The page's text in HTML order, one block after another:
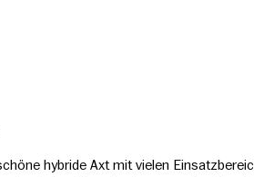
hybride Axt mit vielen